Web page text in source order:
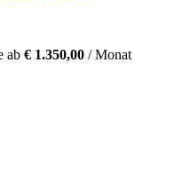
ab € 1.350,00 / Monat